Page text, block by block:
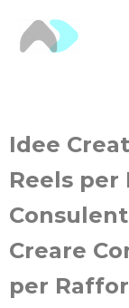
Idee
Reels per
Creare
per